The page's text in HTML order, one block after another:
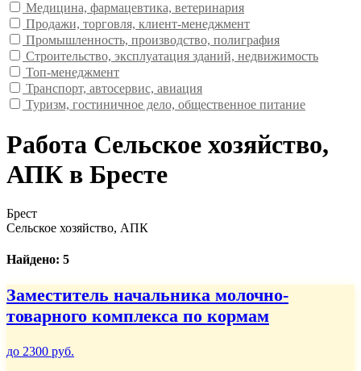
Медицина, фармацевтика, ветеринария
Продажи, торговля, клиент-менеджмент
Промышленность, производство, полиграфия
Строительство, эксплуатация зданий, недвижимость
Топ-менеджмент
Транспорт, автосервис, авиация
Туризм, гостиничное дело, общественное питание
Работа Сельское хозяйство,
АПК в Бресте
Брест
Сельское хозяйство, АПК
Найдено: 5
Заместитель начальника молочно-
товарного комплекса по кормам
до 2300 руб.